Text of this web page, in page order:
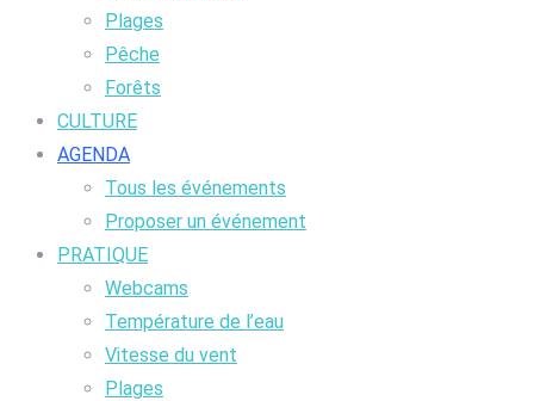
Plages
Pêche
Forêts
CULTURE
AGENDA
Tous les événements
Proposer un événement
PRATIQUE
Webcams
Température de l’eau
Vitesse du vent
Plages